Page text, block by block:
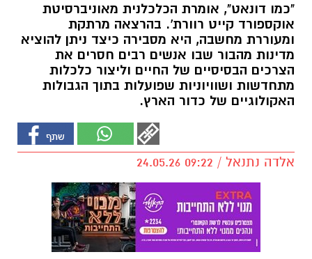
"כמו דונאט", אומרת הכלכלנית מאוניברסיטת
אוקספורד קייט רוורת'. בהרצאה מרתקת
ומעוררת מחשבה, היא מסבירה כיצד ניתן להוציא
מדינות מהבור שבו אנשים רבים חסרים את
הצרכים הבסיסיים של החיים וליצור כלכלות
מתחדשות ושוויוניות שפועלות בתוך הגבולות
האקולוגיים של כדור הארץ.
אלדה נתנאל / 09:22 24.05.26